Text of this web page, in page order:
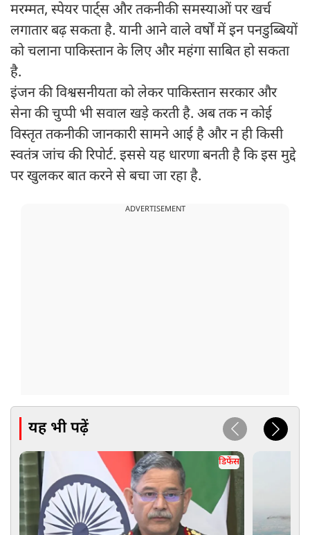
मरम्मत, स्पेयर पार्ट्स और तकनीकी समस्याओं पर खर्च
लगातार बढ़ सकता है. यानी आने वाले वर्षों में इन पनडुब्बियों
को चलाना पाकिस्तान के लिए और महंगा साबित हो सकता
है.
इंजन की विश्वसनीयता को लेकर पाकिस्तान सरकार और
सेना की चुप्पी भी सवाल खड़े करती है. अब तक न कोई
विस्तृत तकनीकी जानकारी सामने आई है और न ही किसी
स्वतंत्र जांच की रिपोर्ट. इससे यह धारणा बनती है कि इस मुद्दे
पर खुलकर बात करने से बचा जा रहा है.
ADVERTISEMENT
यह भी पढ़ें
डिफेंस